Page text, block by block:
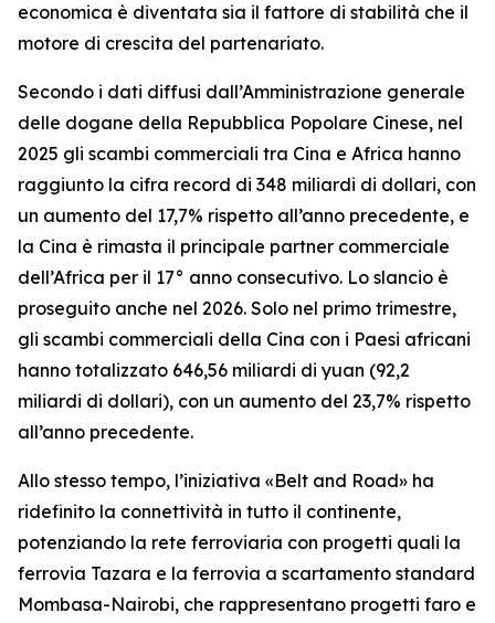
economica è diventata sia il fattore di stabilità che il
motore di crescita del partenariato.
Secondo i dati diffusi dall’Amministrazione generale
delle dogane della Repubblica Popolare Cinese, nel
2025 gli scambi commerciali tra Cina e Africa hanno
raggiunto la cifra record di 348 miliardi di dollari, con
un aumento del 17,7% rispetto all’anno precedente, e
la Cina è rimasta il principale partner commerciale
dell’Africa per il 17° anno consecutivo. Lo slancio è
proseguito anche nel 2026. Solo nel primo trimestre,
gli scambi commerciali della Cina con i Paesi africani
hanno totalizzato 646,56 miliardi di yuan (92,2
miliardi di dollari), con un aumento del 23,7% rispetto
all’anno precedente.
Allo stesso tempo, l’iniziativa «Belt and Road» ha
ridefinito la connettività in tutto il continente,
potenziando la rete ferroviaria con progetti quali la
ferrovia Tazara e la ferrovia a scartamento standard
Mombasa-Nairobi, che rappresentano progetti faro e